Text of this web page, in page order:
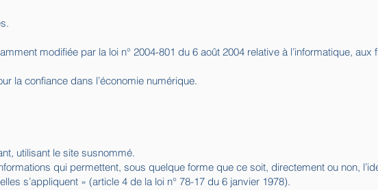
modifiée par la loi n° 2004-801 du 6 août 2004 relative à l’informatique, aux
la confiance dans l’économie numérique.
utilisant le site susnommé.
qui permettent, sous quelque forme que ce soit, directement ou non,
s’appliquent » (article 4 de la loi n° 78-17 du 6 janvier 1978).